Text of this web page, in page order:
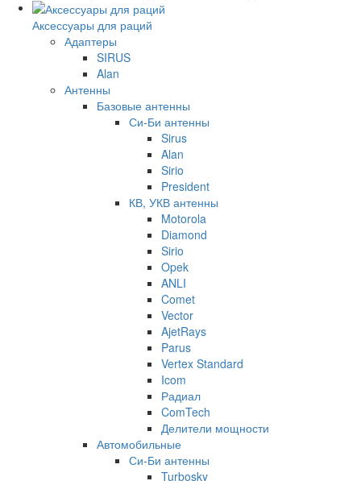
Аксессуары для раций
Адаптеры
SIRUS
Alan
Антенны
Базовые антенны
Си-Би антенны
Sirus
Alan
Sirio
President
КВ, УКВ антенны
Motorola
Diamond
Sirio
Opek
ANLI
Comet
Vector
AjetRays
Parus
Vertex Standard
Icom
Радиал
ComTech
Делители мощности
Автомобильные
Си-Би антенны
Turbosky